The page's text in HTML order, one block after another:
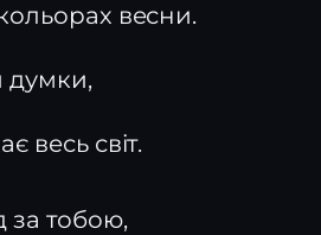
весни.
думки,
весь світ.
за тобою,